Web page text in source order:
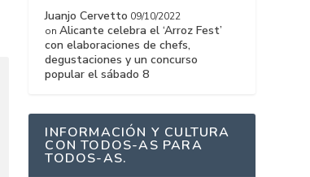
Juanjo Cervetto 09/10/2022
onAlicante celebra el ‘Arroz Fest’
con elaboraciones de chefs,
degustaciones y un concurso
popular el sábado 8
INFORMACIÓN Y CULTURA
CON TODOS-AS PARA
TODOS-AS.